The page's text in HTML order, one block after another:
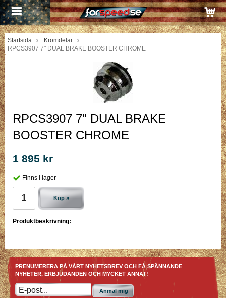
Startsida
Kromdelar
RPCS3907 7" DUAL BRAKE BOOSTER CHROME
RPCS3907 7" DUAL BRAKE
BOOSTER CHROME
1 895 kr
Finns i lager
Köp »
Produktbeskrivning:
PRENUMERERA PÅ VÅRT NYHETSBREV OCH FÅ SPÄNNANDE
NYHETER, ERBJUDANDEN OCH MYCKET ANNAT!
Anmäl mig